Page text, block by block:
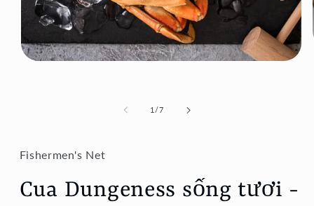
1 /trong
7
Fishermen's Net
Cua Dungeness sống tươi -